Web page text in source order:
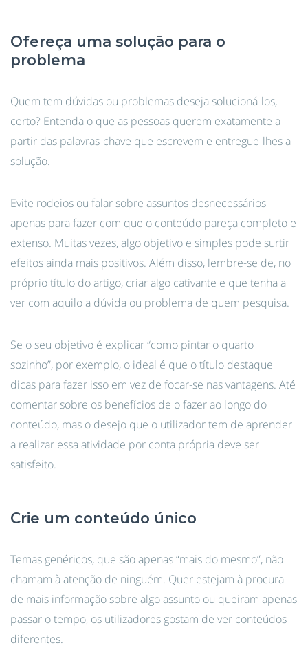
Ofereça uma solução para o
problema
Quem tem dúvidas ou problemas deseja solucioná-los,
certo? Entenda o que as pessoas querem exatamente a
partir das palavras-chave que escrevem e entregue-lhes a
solução.
Evite rodeios ou falar sobre assuntos desnecessários
apenas para fazer com que o conteúdo pareça completo e
extenso. Muitas vezes, algo objetivo e simples pode surtir
efeitos ainda mais positivos. Além disso, lembre-se de, no
próprio título do artigo, criar algo cativante e que tenha a
ver com aquilo a dúvida ou problema de quem pesquisa.
Se o seu objetivo é explicar “como pintar o quarto
sozinho”, por exemplo, o ideal é que o título destaque
dicas para fazer isso em vez de focar-se nas vantagens. Até
comentar sobre os benefícios de o fazer ao longo do
conteúdo, mas o desejo que o utilizador tem de aprender
a realizar essa atividade por conta própria deve ser
satisfeito.
Crie um conteúdo único
Temas genéricos, que são apenas “mais do mesmo”, não
chamam à atenção de ninguém. Quer estejam à procura
de mais informação sobre algo assunto ou queiram apenas
passar o tempo, os utilizadores gostam de ver conteúdos
diferentes.